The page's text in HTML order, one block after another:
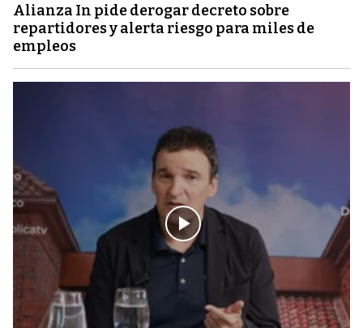
Alianza In pide derogar decreto sobre
repartidores y alerta riesgo para miles de
empleos